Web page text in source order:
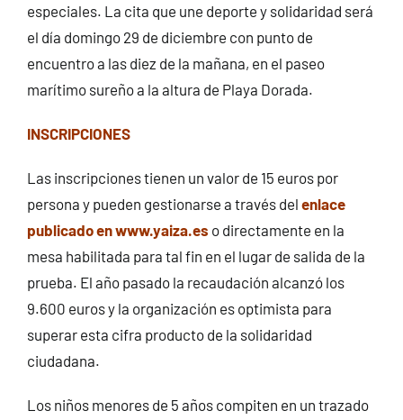
especiales. La cita que une deporte y solidaridad será
el día domingo 29 de diciembre con punto de
encuentro a las diez de la mañana, en el paseo
marítimo sureño a la altura de Playa Dorada.
INSCRIPCIONES
Las inscripciones tienen un valor de 15 euros por
persona y pueden gestionarse a través del enlace
publicado en www.yaiza.es o directamente en la
mesa habilitada para tal fin en el lugar de salida de la
prueba. El año pasado la recaudación alcanzó los
9.600 euros y la organización es optimista para
superar esta cifra producto de la solidaridad
ciudadana.
Los niños menores de 5 años compiten en un trazado